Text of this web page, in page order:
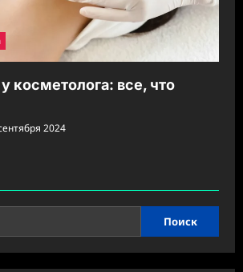
косметолога: все, что
2024
Поиск